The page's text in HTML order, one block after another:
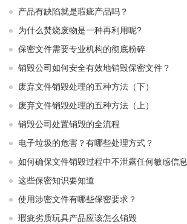
产品有缺陷就是瑕疵产品吗？
为什么焚烧废物是一种再利用呢?
保密文件需要专业机构的彻底粉碎
销毁公司如何安全有效地销毁保密文件？
废弃文件销毁处理的五种方法（下）
废弃文件销毁处理的五种方法（上）
销毁公司处置销毁的全流程
电子垃圾的危害？有哪些处理方式？
如何确保文件销毁过程中不泄露任何敏感信息
这些保密知识要知道
使用涉密文件有哪些保密要求？
瑕疵劣质玩具产品应该怎么销毁